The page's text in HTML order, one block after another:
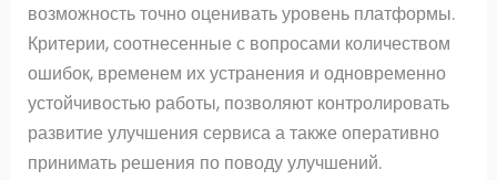
возможность точно оценивать уровень платформы.
Критерии, соотнесенные с вопросами количеством
ошибок, временем их устранения и одновременно
устойчивостью работы, позволяют контролировать
развитие улучшения сервиса а также оперативно
принимать решения по поводу улучшений.